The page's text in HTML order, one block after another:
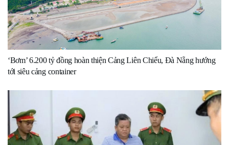
‘Bơm’ 6.200 tỷ đồng hoàn thiện Cảng Liên Chiểu, Đà Nẵng hướng
tới siêu cảng container